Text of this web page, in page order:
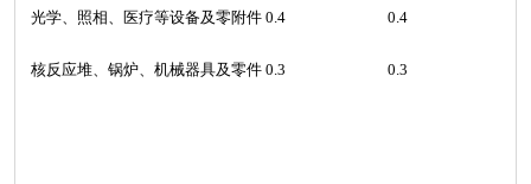
光学、照相、医疗等设备及零附件 0.4 0.4
核反应堆、锅炉、机械器具及零件 0.3 0.3